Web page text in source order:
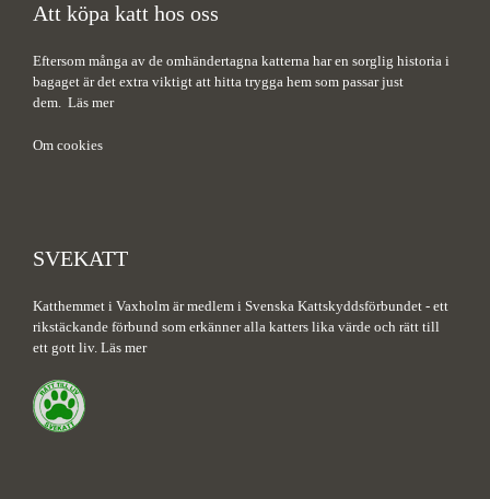
Att köpa katt hos oss
Eftersom många av de omhändertagna katterna har en sorglig historia i
bagaget är det extra viktigt att hitta trygga hem som passar just
dem. Läs mer
Om cookies
SVEKATT
Katthemmet i Vaxholm är medlem i Svenska Kattskyddsförbundet - ett
rikstäckande förbund som erkänner alla katters lika värde och rätt till
ett gott liv. Läs mer